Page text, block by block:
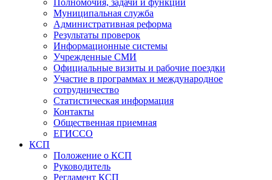
Полномочия, задачи и функции
Муниципальная служба
Административная реформа
Результаты проверок
Информационные системы
Учрежденные СМИ
Официальные визиты и рабочие поездки
Участие в программах и международное
сотрудничество
Статистическая информация
Контакты
Общественная приемная
ЕГИССО
КСП
Положение о КСП
Руководитель
Регламент КСП